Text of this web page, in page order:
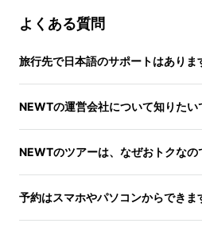
よくある質問
旅行先で日本語のサポートはありま
NEWTの運営会社について知りたい
NEWTのツアーは、なぜおトクなの
予約はスマホやパソコンからできま